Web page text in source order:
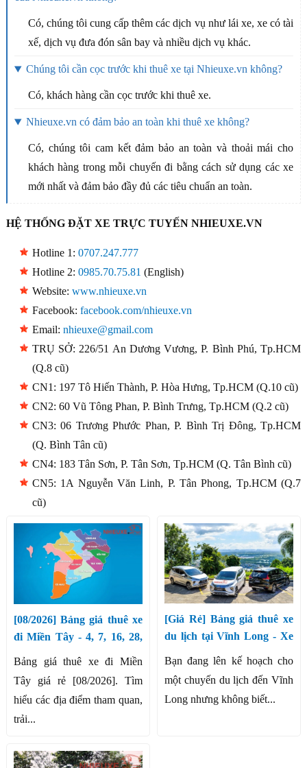
Có, chúng tôi cung cấp thêm các dịch vụ như lái xe, xe có tài
xế, dịch vụ đưa đón sân bay và nhiều dịch vụ khác.
Chúng tôi cần cọc trước khi thuê xe tại Nhieuxe.vn không?
Có, khách hàng cần cọc trước khi thuê xe.
Nhieuxe.vn có đảm bảo an toàn khi thuê xe không?
Có, chúng tôi cam kết đảm bảo an toàn và thoải mái cho
khách hàng trong mỗi chuyến đi bằng cách sử dụng các xe
mới nhất và đảm bảo đầy đủ các tiêu chuẩn an toàn.
HỆ THỐNG ĐẶT XE TRỰC TUYẾN NHIEUXE.VN
Hotline 1: 0707.247.777
Hotline 2: 0985.70.75.81 (English)
Website: www.nhieuxe.vn
Facebook: facebook.com/nhieuxe.vn
Email: nhieuxe@gmail.com
TRỤ SỞ: 226/51 An Dương Vương, P. Bình Phú, Tp.HCM
(Q.8 cũ)
CN1: 197 Tô Hiến Thành, P. Hòa Hưng, Tp.HCM (Q.10 cũ)
CN2: 60 Vũ Tông Phan, P. Bình Trưng, Tp.HCM (Q.2 cũ)
CN3: 06 Trương Phước Phan, P. Bình Trị Đông, Tp.HCM
(Q. Bình Tân cũ)
CN4: 183 Tân Sơn, P. Tân Sơn, Tp.HCM (Q. Tân Bình cũ)
CN5: 1A Nguyễn Văn Linh, P. Tân Phong, Tp.HCM (Q.7
cũ)
[08/2026] Bảng giá thuê xe
đi Miền Tây - 4, 7, 16, 28,
Bảng giá thuê xe đi Miền
Tây giá rẻ [08/2026]. Tìm
hiểu các địa điểm tham quan,
trải...
[Giá Rẻ] Bảng giá thuê xe
du lịch tại Vĩnh Long - Xe
​​​​​​​Bạn đang lên kế hoạch cho
một chuyến du lịch đến Vĩnh
Long nhưng không biết...